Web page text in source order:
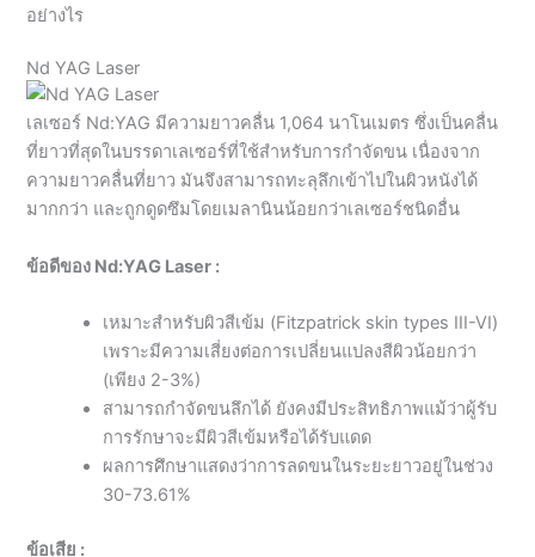
อย่างไร
Nd YAG Laser
เลเซอร์ Nd:YAG มีความยาวคลื่น 1,064 นาโนเมตร ซึ่งเป็นคลื่น
ที่ยาวที่สุดในบรรดาเลเซอร์ที่ใช้สำหรับการกำจัดขน เนื่องจาก
ความยาวคลื่นที่ยาว มันจึงสามารถทะลุลึกเข้าไปในผิวหนังได้
มากกว่า และถูกดูดซึมโดยเมลานินน้อยกว่าเลเซอร์ชนิดอื่น
ข้อดีของ Nd:YAG Laser :
เหมาะสำหรับผิวสีเข้ม (Fitzpatrick skin types III-VI)
เพราะมีความเสี่ยงต่อการเปลี่ยนแปลงสีผิวน้อยกว่า
(เพียง 2-3%)
สามารถกำจัดขนลึกได้ ยังคงมีประสิทธิภาพแม้ว่าผู้รับ
การรักษาจะมีผิวสีเข้มหรือได้รับแดด
ผลการศึกษาแสดงว่าการลดขนในระยะยาวอยู่ในช่วง
30-73.61%
ข้อเสีย :